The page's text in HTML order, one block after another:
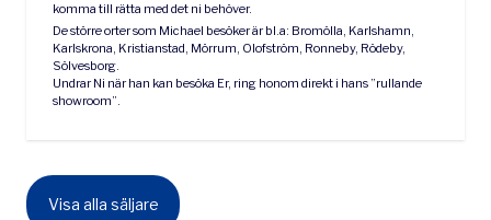
komma till rätta med det ni behöver.
De större orter som Michael besöker är bl.a: Bromölla, Karlshamn,
Karlskrona, Kristianstad, Mörrum, Olofström, Ronneby, Rödeby,
Sölvesborg.
Undrar Ni när han kan besöka Er, ring honom direkt i hans ”rullande
showroom”.
Visa alla säljare